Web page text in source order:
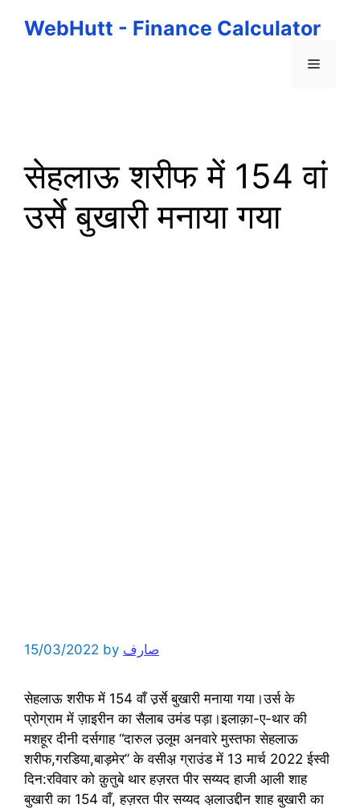
WebHutt - Finance Calculator
Menu
सेहलाऊ शरीफ में 154 वां
उर्से बुखारी मनाया गया
15/03/2022 by صارف
सेहलाऊ शरीफ में 154 वाँ उ़र्से बुखारी मनाया गया।उर्स के
प्रोग्राम में ज़ाइरीन का सैलाब उमंड पड़ा।इलाक़ा-ए-थार की
मशहूर दीनी दर्सगाह “दारुल उ़लूम अनवारे मुस्तफा सेहलाऊ
शरीफ,गरडिया,बाड़मेर” के वसीअ़ ग्राउंड में 13 मार्च 2022 ईस्वी
दिन:रविवार को क़ुतुबे थार हज़रत पीर सय्यद हाजी आ़ली शाह
बुखारी का 154 वाँ, हज़रत पीर सय्यद अ़लाउद्दीन शाह बुखारी का